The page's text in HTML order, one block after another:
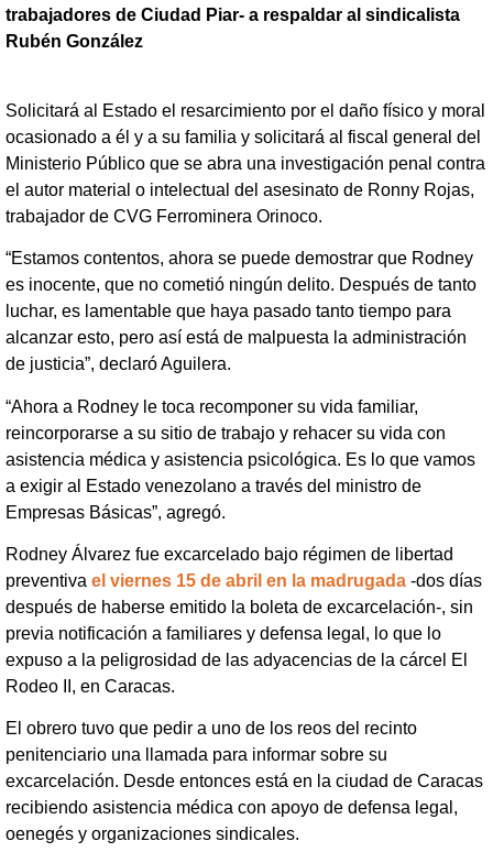
trabajadores de Ciudad Piar- a respaldar al sindicalista
Rubén González
Solicitará al Estado el resarcimiento por el daño físico y moral
ocasionado a él y a su familia y solicitará al fiscal general del
Ministerio Público que se abra una investigación penal contra
el autor material o intelectual del asesinato de Ronny Rojas,
trabajador de CVG Ferrominera Orinoco.
“Estamos contentos, ahora se puede demostrar que Rodney
es inocente, que no cometió ningún delito. Después de tanto
luchar, es lamentable que haya pasado tanto tiempo para
alcanzar esto, pero así está de malpuesta la administración
de justicia”, declaró Aguilera.
“Ahora a Rodney le toca recomponer su vida familiar,
reincorporarse a su sitio de trabajo y rehacer su vida con
asistencia médica y asistencia psicológica. Es lo que vamos
a exigir al Estado venezolano a través del ministro de
Empresas Básicas”, agregó.
Rodney Álvarez fue excarcelado bajo régimen de libertad
preventiva el viernes 15 de abril en la madrugada -dos días
después de haberse emitido la boleta de excarcelación-, sin
previa notificación a familiares y defensa legal, lo que lo
expuso a la peligrosidad de las adyacencias de la cárcel El
Rodeo II, en Caracas.
El obrero tuvo que pedir a uno de los reos del recinto
penitenciario una llamada para informar sobre su
excarcelación. Desde entonces está en la ciudad de Caracas
recibiendo asistencia médica con apoyo de defensa legal,
oenegés y organizaciones sindicales.